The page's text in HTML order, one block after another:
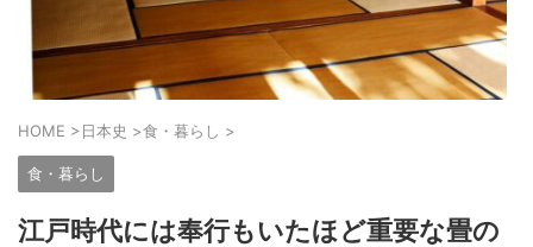
HOME >日本史 >食・暮らし >
食・暮らし
江戸時代には奉行もいたほど重要な畳の